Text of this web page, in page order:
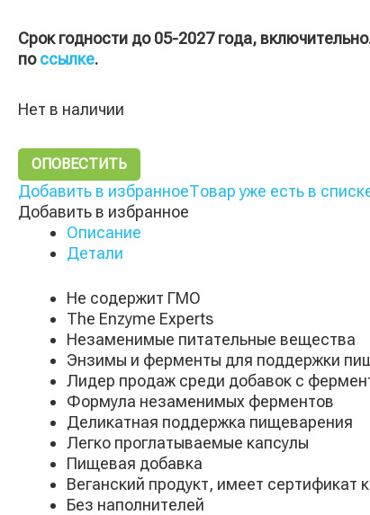
Срок годности до 05-2027 года,
поссылке.
Нет в наличии
ОПОВЕСТИТЬ
Добавить в избранноеТовар уже есть в
Добавить в избранное
Описание
Детали
Не содержит ГМО
The Enzyme Experts
Незаменимые питательные вещества
Энзимы и ферменты для поддержки
Лидер продаж среди добавок с
Формула незаменимых ферментов
Деликатная поддержка пищеварения
Легко проглатываемые капсулы
Пищевая добавка
Веганский продукт, имеет сертификат
Без наполнителей